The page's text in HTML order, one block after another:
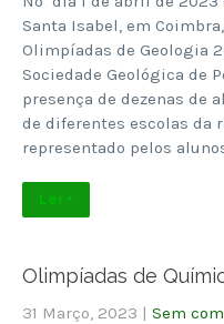
Santa Isabel, em
Olimpíadas de Geologia
Sociedade Geológica de
presença de dezenas de
de diferentes escolas da
representado pelos
Ler +
Olimpíadas de
31 Março, 2023 | Sem